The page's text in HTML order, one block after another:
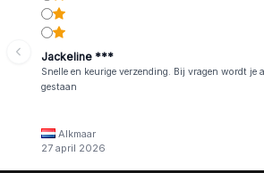
Jackeline ***
Snelle en keurige verzending. Bij vragen wordt je
gestaan
Alkmaar
27 april 2026